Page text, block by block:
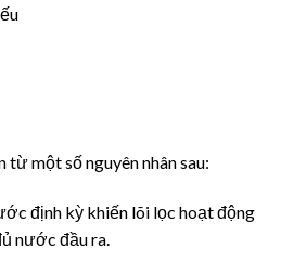
một số nguyên nhân sau:
định kỳ khiến lõi lọc hoạt động
nước đầu ra.